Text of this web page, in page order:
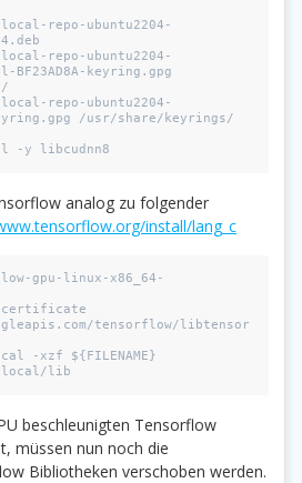
repo-ubuntu2204-
repo-ubuntu2204-
keyring.gpg
repo-ubuntu2204-
/usr/share/keyrings/
-y libcudnn8
analog zu folgender
install/lang_c
gpu-linux-x86_64-
certificate
tensorflow/libtensor
-xzf ${FILENAME}
local/lib
beschleunigten Tensorflow
müssen nun noch die
Bibliotheken verschoben werden.